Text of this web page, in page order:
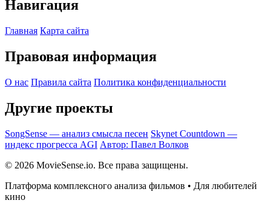
Навигация
Главная Карта сайта
Правовая информация
О нас Правила сайта Политика конфиденциальности
Другие проекты
SongSense — анализ смысла песен Skynet Countdown —
индекс прогресса AGI Автор: Павел Волков
© 2026 MovieSense.io. Все права защищены.
Платформа комплексного анализа фильмов • Для любителей
кино